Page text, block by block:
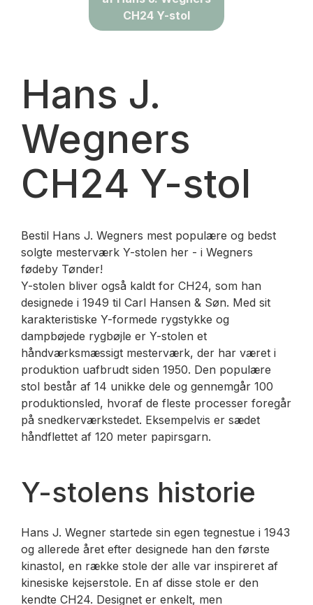
CH24 Y-stol
Hans J.
Wegners
CH24 Y-stol
Bestil Hans J. Wegners mest populære og bedst
solgte mesterværk Y-stolen her - i Wegners
fødeby Tønder!
Y-stolen bliver også kaldt for CH24, som han
designede i 1949 til Carl Hansen & Søn. Med sit
karakteristiske Y-formede rygstykke og
dampbøjede rygbøjle er Y-stolen et
håndværksmæssigt mesterværk, der har været i
produktion uafbrudt siden 1950. Den populære
stol består af 14 unikke dele og gennemgår 100
produktionsled, hvoraf de fleste processer foregår
på snedkerværkstedet. Eksempelvis er sædet
håndflettet af 120 meter papirsgarn.
Y-stolens historie
Hans J. Wegner startede sin egen tegnestue i 1943
og allerede året efter designede han den første
kinastol, en række stole der alle var inspireret af
kinesiske kejserstole. En af disse stole er den
kendte CH24. Designet er enkelt, men